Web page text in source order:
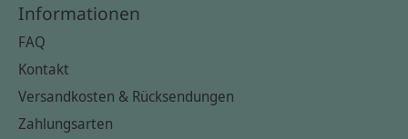
Informationen
FAQ
Kontakt
Versandkosten & Rücksendungen
Zahlungsarten